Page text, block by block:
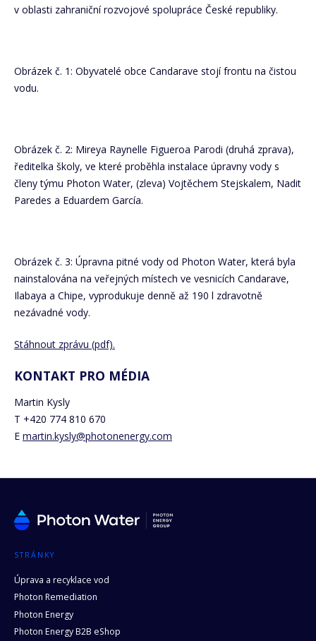
v oblasti zahraniční rozvojové spolupráce České republiky.
Obrázek č. 1: Obyvatelé obce Candarave stojí frontu na čistou
vodu.
Obrázek č. 2: Mireya Raynelle Figueroa Parodi (druhá zprava),
ředitelka školy, ve které proběhla instalace úpravny vody s
členy týmu Photon Water, (zleva) Vojtěchem Stejskalem, Nadit
Paredes a Eduardem García.
Obrázek č. 3: Úpravna pitné vody od Photon Water, která byla
nainstalována na veřejných místech ve vesnicích Candarave,
Ilabaya a Chipe, vyprodukuje denně až 190 l zdravotně
nezávadné vody.
Stáhnout zprávu (pdf).
KONTAKT PRO MÉDIA
Martin Kysly
T +420 774 810 670
E martin.kysly@photonenergy.com
STRÁNKY
Úprava a recyklace vod
Photon Remediation
Photon Energy
Photon Energy B2B eShop